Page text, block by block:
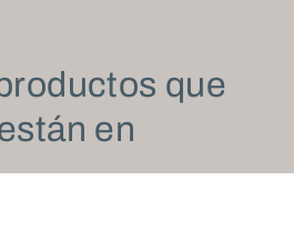
que
en